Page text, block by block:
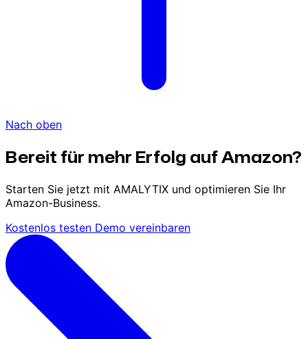
Nach oben
Bereit für mehr Erfolg auf Amazon?
Starten Sie jetzt mit AMALYTIX und optimieren Sie Ihr
Amazon-Business.
Kostenlos testen Demo vereinbaren